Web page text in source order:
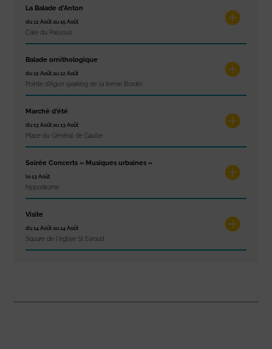
La Balade d’Anton
du 12 Août au 15 Août
Cale du Passous
Balade ornithologique
du 12 Août au 12 Août
Pointe d'Agon (parking de la ferme Borde)
Marché d’été
du 13 Août au 13 Août
Place du Général de Gaulle
Soirée Concerts « Musiques urbaines »
le 13 Août
hippodrome
Visite
du 14 Août au 14 Août
Square de l'église St Evroult